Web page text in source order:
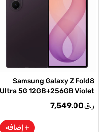
Samsung Galaxy Z Fold8
Ultra 5G 12GB+256GB Violet
Shadow Smartphone, SM-
F976BZVIMEA
ر.ق7,549.00
add إضافة